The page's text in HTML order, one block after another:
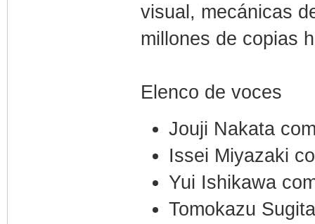
visual, mecánicas
millones de copias
Elenco de voces
Jouji Nakata
Issei Miyazaki
Yui Ishikawa
Tomokazu